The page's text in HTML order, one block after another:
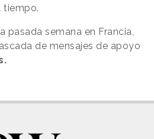
tiempo.
pasada semana en Francia,
de mensajes de apoyo